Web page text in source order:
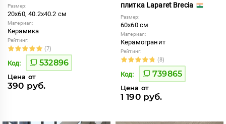
Размер:
20x60, 40.2x40.2 см
Материал:
Керамика
Рейтинг:
(7)
Код: 532896
Цена от
390 руб.
плитка Laparet Brecia
Размер:
60x60 см
Материал:
Керамогранит
Рейтинг:
(8)
Код: 739865
Цена от
1 190 руб.